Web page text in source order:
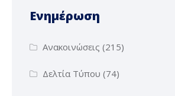
Ενημέρωση
Ανακοινώσεις (215)
Δελτία Τύπου (74)